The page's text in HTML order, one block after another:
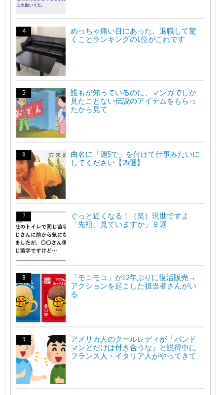
めっちゃ痛い目にあった、退職して驚
くことランキングの1位がこれです
誰もが知っているのに、マンガでしか
見たことない伝説のアイテムをもらっ
たから見て
曲名に「週5で」を付けて仕事みたいに
してください【25選】
ぐっと近くなる！（笑）現世ですよ
「先祖、見ていますか」９選
「モコモコ」が12年ぶりに復活販売→
アクションを起こした担当者さんがい
る
アメリカ人のクールレディが「バンド
マンとだけは付き合うな」と説得中に
フランス人・イタリア人がやってきて